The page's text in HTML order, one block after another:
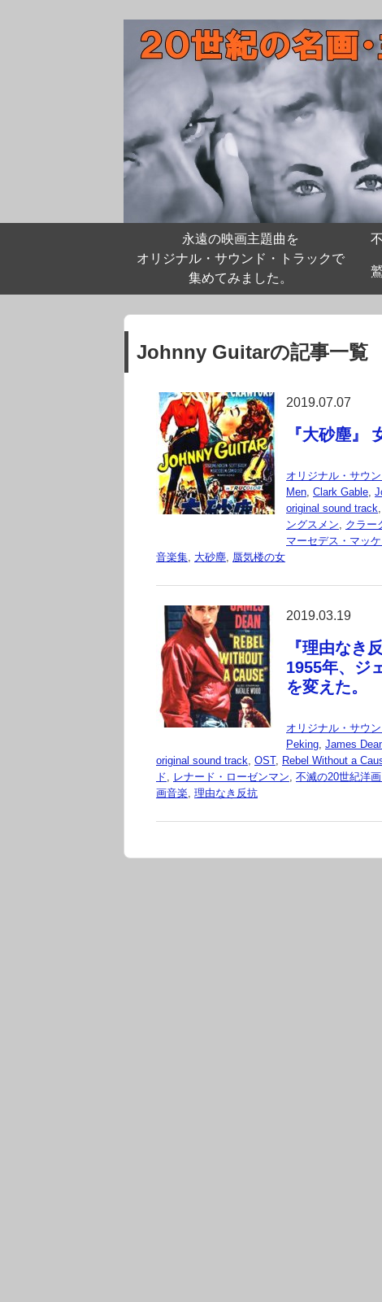
永遠の映画主題曲を
オリジナル・サウンド・トラックで
集めてみました。
Johnny Guitarの記事一覧
2019.07.07
『大砂塵』
オリジナル・サウ
Men, Clark Gable,
original sound track,
ングスメン, クラー
マーセデス・マッ
音楽集, 大砂塵, 蜃気楼の女
2019.03.19
『理由なき
1955年、ジ
を変えた。
オリジナル・サウ
Peking, James
original sound track, OST, Rebel Without a
ド, レナード・ローゼンマン, 不滅の20世紀洋
画音楽, 理由なき反抗